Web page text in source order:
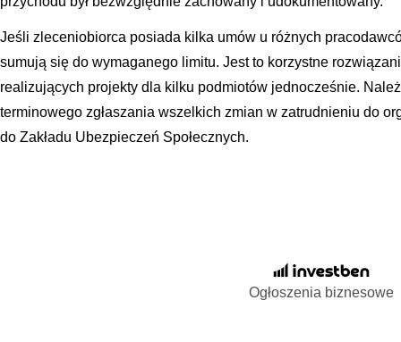
Jeśli zleceniobiorca posiada kilka umów u różnych
sumują się do wymaganego limitu. Jest to korzystne
realizujących projekty dla kilku podmiotów jednocześnie.
terminowego zgłaszania wszelkich zmian w zatrudnieniu do
do Zakładu Ubezpieczeń Społecznych.
Ogłoszenia biznesowe